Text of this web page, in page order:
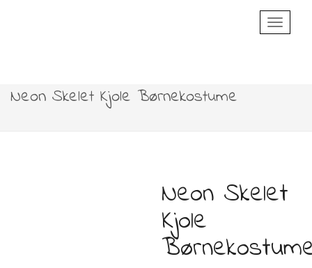
Toggle
Neon Skelet Kjole Børnekostume
Neon Skelet
Kjole